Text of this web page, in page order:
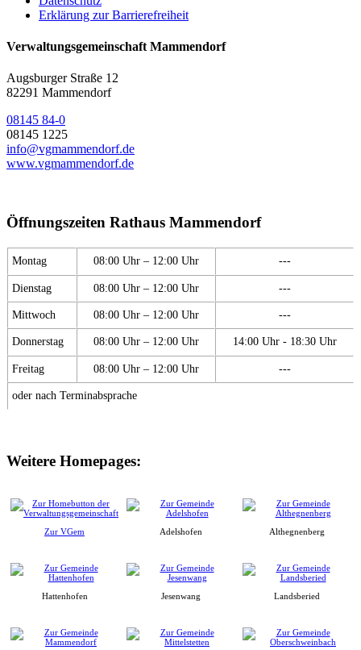
Erklärung zur Barrierefreiheit
Verwaltungsgemeinschaft Mammendorf
Augsburger Straße 12
82291 Mammendorf
08145 84-0
08145 1225
info@vgmammendorf.de
www.vgmammendorf.de
Öffnungszeiten Rathaus Mammendorf
Montag 08:00 Uhr – 12:00 Uhr ---
Dienstag 08:00 Uhr – 12:00 Uhr ---
Mittwoch 08:00 Uhr – 12:00 Uhr ---
Donnerstag 08:00 Uhr – 12:00 Uhr 14:00 Uhr - 18:30 Uhr
Freitag 08:00 Uhr – 12:00 Uhr ---
oder nach Terminabsprache
Weitere Homepages:
Zur VGem Adelshofen Althegnenberg
Hattenhofen Jesenwang Landsberied